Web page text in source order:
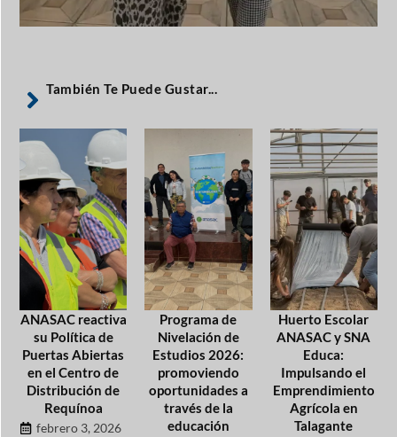
También Te Puede Gustar...
ANASAC reactiva
su Política de
Puertas Abiertas
en el Centro de
Distribución de
Requínoa
febrero 3, 2026
Programa de
Nivelación de
Estudios 2026:
promoviendo
oportunidades a
través de la
educación
Huerto Escolar
ANASAC y SNA
Educa:
Impulsando el
Emprendimiento
Agrícola en
Talagante